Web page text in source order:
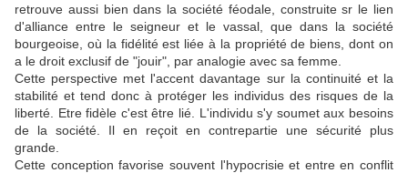
retrouve aussi bien dans la société féodale, construite sr le lien
d'alliance entre le seigneur et le vassal, que dans la société
bourgeoise, où la fidélité est liée à la propriété de biens, dont on
a le droit exclusif de "jouir", par analogie avec sa femme.
Cette perspective met l'accent davantage sur la continuité et la
stabilité et tend donc à protéger les individus des risques de la
liberté. Etre fidèle c'est être lié. L'individu s'y soumet aux besoins
de la société. Il en reçoit en contrepartie une sécurité plus
grande.
Cette conception favorise souvent l'hypocrisie et entre en conflit